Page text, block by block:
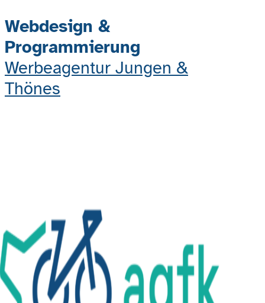
Webdesign &
Programmierung
Werbeagentur Jungen &
Thönes